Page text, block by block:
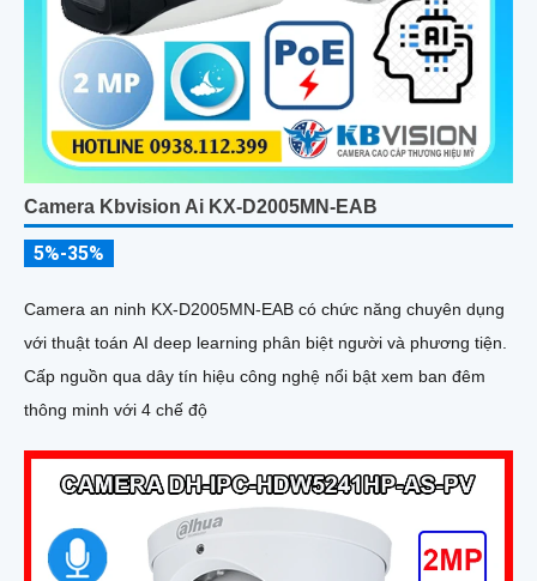
Camera Kbvision Ai KX-D2005MN-EAB
5%-35%
Camera an ninh KX-D2005MN-EAB có chức năng chuyên dụng
với thuật toán AI deep learning phân biệt người và phương tiện.
Cấp nguồn qua dây tín hiệu công nghệ nổi bật xem ban đêm
thông minh với 4 chế độ